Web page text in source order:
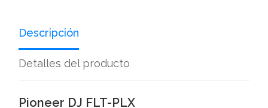
Descripción
Detalles del producto
Pioneer DJ FLT-PLX